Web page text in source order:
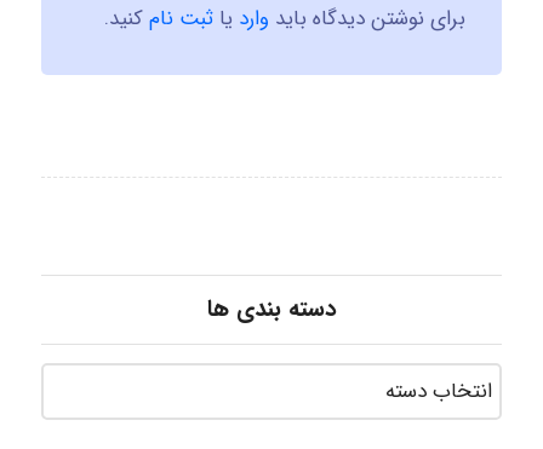
برای نوشتن دیدگاه باید وارد یا ثبت نامکنید.
دسته بندی ها